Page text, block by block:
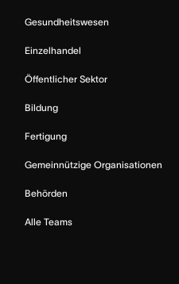
Gesundheitswesen
Einzelhandel
Öffentlicher Sektor
Bildung
Fertigung
Gemeinnützige Organisationen
Behörden
Alle Teams